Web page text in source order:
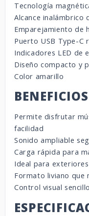
Tecnología
Alcance inalámbrico
Emparejamiento de
Puerto USB Type-C
Indicadores LED de
Diseño compacto y
Color amarillo
BENEFICIOS
Permite disfrutar
facilidad
Sonido ampliable
Carga rápida para
Ideal para
Formato liviano que
Control visual